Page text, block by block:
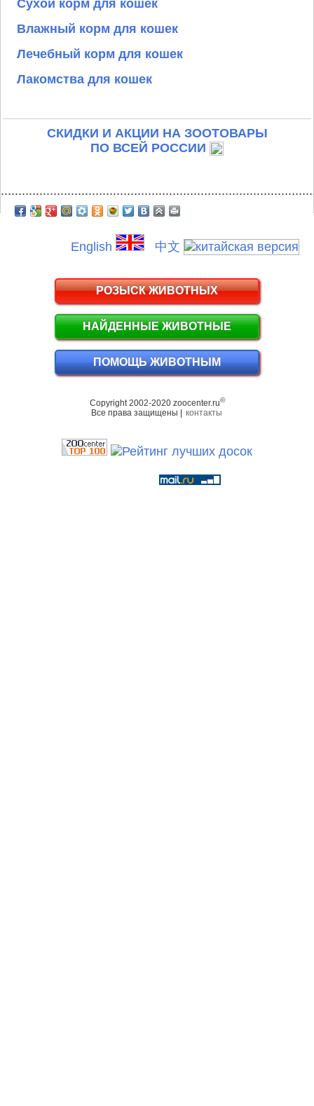
Сухой корм для кошек
Влажный корм для кошек
Лечебный корм для кошек
Лакомства для кошек
СКИДКИ И АКЦИИ НА ЗООТОВАРЫ
ПО ВСЕЙ РОССИИ
English 中文
РОЗЫСК ЖИВОТНЫХ
НАЙДЕННЫЕ ЖИВОТНЫЕ
ПОМОЩЬ ЖИВОТНЫМ
Copyright 2002-2020 zoocenter.ru©
Все права защищены | контакты